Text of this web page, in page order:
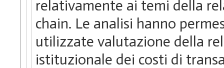
relativamente ai temi della
chain. Le analisi hanno
utilizzate valutazione della
istituzionale dei costi di